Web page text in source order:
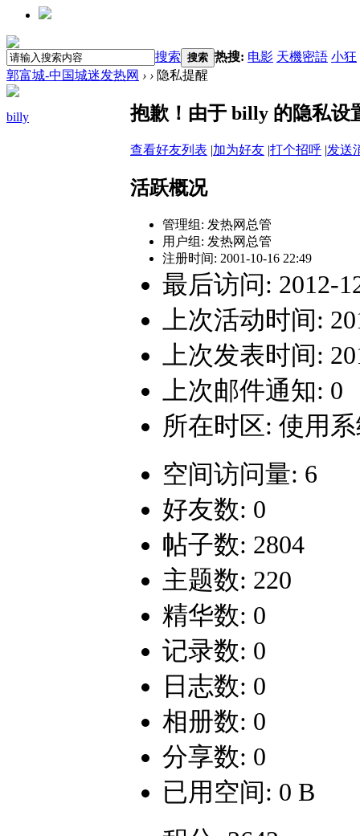
搜索 搜索 热搜: 电影 天機密語 小狂
郭富城-中国城迷发热网 › › 隐私提醒
billy 抱歉！由于 billy 的隐私设
查看好友列表 |加为好友 |打个招呼 |发送
活跃概况
管理组: 发热网总管
用户组: 发热网总管
注册时间: 2001-10-16 22:49
最后访问: 2012-
上次活动时间:
上次发表时间:
上次邮件通知: 0
所在时区: 使用
空间访问量: 6
好友数: 0
帖子数: 2804
主题数: 220
精华数: 0
记录数: 0
日志数: 0
相册数: 0
分享数: 0
已用空间: 0 B